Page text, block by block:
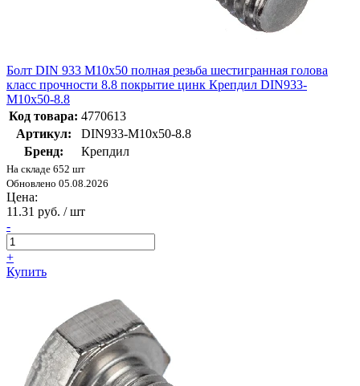
Болт DIN 933 М10х50 полная резьба шестигранная голова
класс прочности 8.8 покрытие цинк Крепдил DIN933-
М10х50-8.8
Код товара: 4770613
Артикул:
DIN933-М10х50-8.8
Бренд:
Крепдил
На складе 652 шт
Обновлено 05.08.2026
Цена:
11.31 руб. / шт
-
+
Купить